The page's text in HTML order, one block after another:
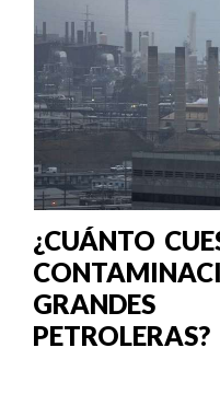
¿CUÁNTO
PETROLERAS?